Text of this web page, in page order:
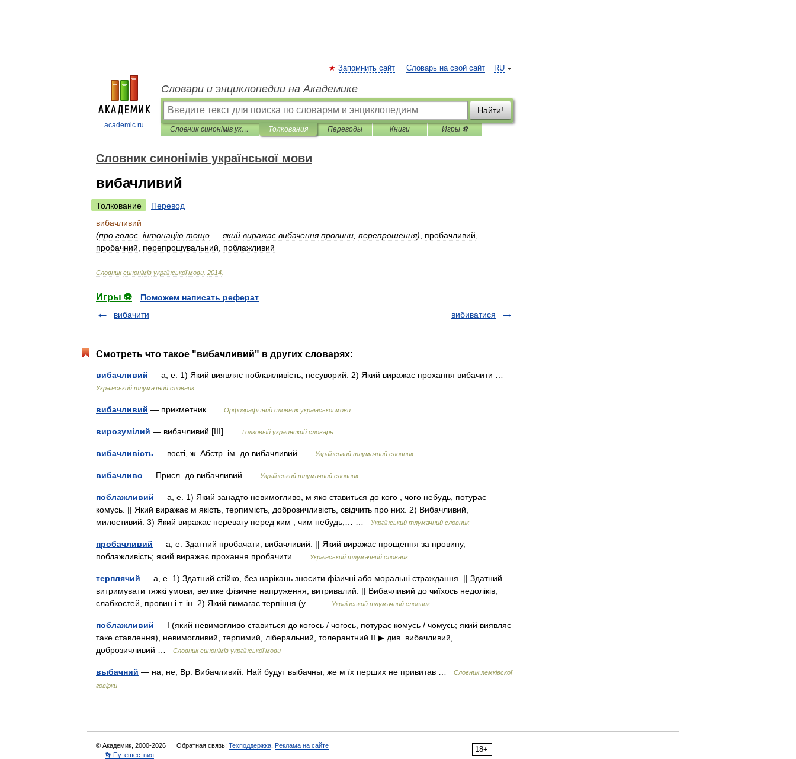
academic.ru
RU
Запомнить сайт Словарь на свой сайт
Словари и энциклопедии на Академике
Найти!
Словник синонімів української мови Толкования Переводы Книги Игры ⚽
Словник синонімів української мови
вибачливий
Толкование
Перевод
вибачливий
(про голос , інтонацію тощо — який виражає вибачення провини перепрошення) пробачливий
пробачний
перепрошувальний поблажливий
Словник синонімів української мови 2014
Игры ⚽
Поможем написать реферат
вибачити
вибиватися
Смотреть что такое "вибачливий" в других словарях:
вибачливий — а, е. 1) Який виявляє поблажливість; несуворий. 2) Який виражає прохання вибачити …
Український тлумачний словник
вибачливий — прикметник … Орфографічний словник української мови
вирозумілий — вибачливий [III] … Толковый украинский словарь
вибачливість — вості, ж. Абстр. ім. до вибачливий … Український тлумачний словник
вибачливо — Присл. до вибачливий … Український тлумачний словник
поблажливий — а, е. 1) Який занадто невимогливо, м яко ставиться до кого , чого небудь, потурає
комусь. || Який виражає м якість, терпимість, доброзичливість, свідчить про них. 2) Вибачливий,
милостивий. 3) Який виражає перевагу перед ким , чим небудь,… …
Український тлумачний словник
пробачливий — а, е. Здатний пробачати; вибачливий. || Який виражає прощення за провину,
поблажливість; який виражає прохання пробачити …
Український тлумачний словник
терплячий — а, е. 1) Здатний стійко, без нарікань зносити фізичні або моральні страждання. || Здатний
витримувати тяжкі умови, велике фізичне напруження; витривалий. || Вибачливий до чиїхось недоліків,
слабкостей, провин і т. ін. 2) Який вимагає терпіння (у… …
Український тлумачний словник
поблажливий — I (який невимогливо ставиться до когось / чогось, потурає комусь / чомусь; який виявляє
таке ставлення), невимогливий, терпимий, ліберальний, толерантний II ▶ див. вибачливий,
доброзичливий …
Словник синонімів української мови
выбачний — на, не, Вр. Вибачливий. Най будут выбачны, же м їх перших не привитав …
Словник лемківскої
говірки
18+
© Академик, 2000-2026 Обратная связь: Техподдержка Реклама на сайте
👣 Путешествия